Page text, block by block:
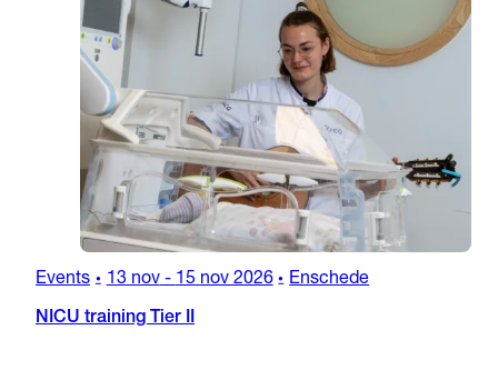
Events • 13 nov- 15 nov 2026 • Enschede
NICU training Tier II